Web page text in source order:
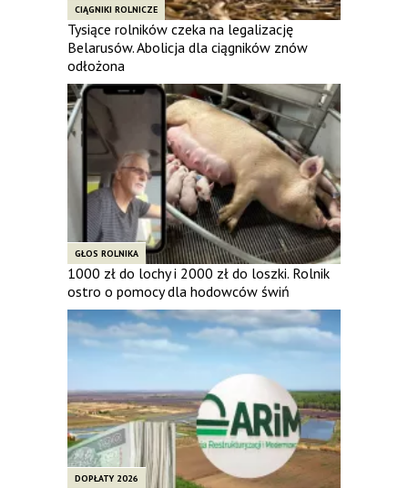
CIĄGNIKI ROLNICZE
Tysiące rolników czeka na legalizację
Belarusów. Abolicja dla ciągników znów
odłożona
GŁOS ROLNIKA
1000 zł do lochy i 2000 zł do loszki. Rolnik
ostro o pomocy dla hodowców świń
DOPŁATY 2026